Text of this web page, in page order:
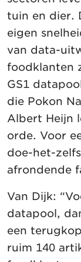
tuin en dier.
eigen
van data-
foodklanten
GS1
die Pokon
Albert Heijn
orde. Voor
doe-het-
afrondende
Van Dijk:
datapool,
een
ruim 140